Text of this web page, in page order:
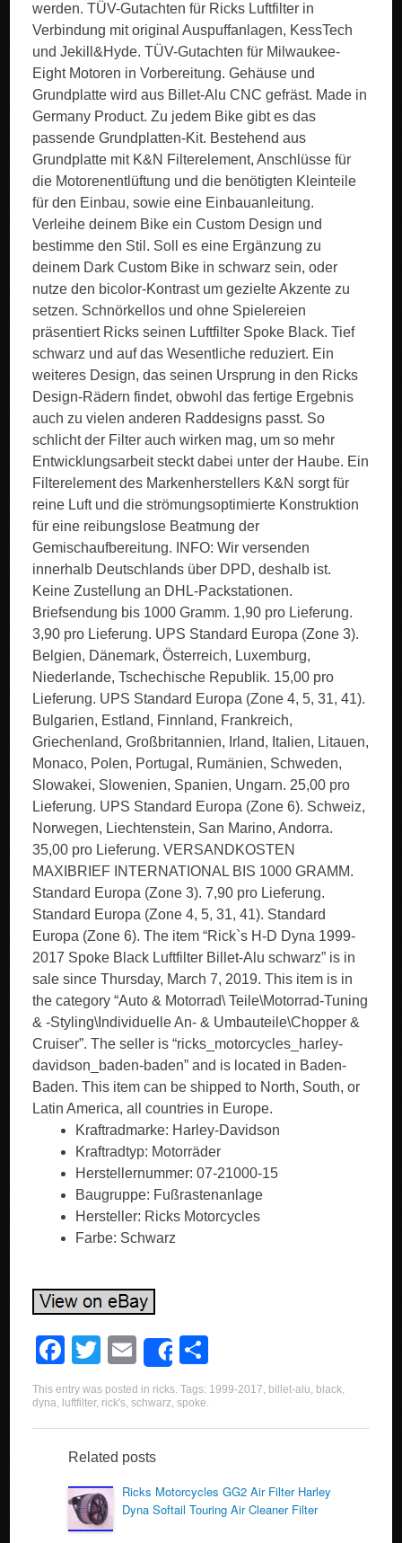
werden. TÜV-Gutachten für Ricks Luftfilter in
Verbindung mit original Auspuffanlagen, KessTech
und Jekill&Hyde. TÜV-Gutachten für Milwaukee-
Eight Motoren in Vorbereitung. Gehäuse und
Grundplatte wird aus Billet-Alu CNC gefräst. Made in
Germany Product. Zu jedem Bike gibt es das
passende Grundplatten-Kit. Bestehend aus
Grundplatte mit K&N Filterelement, Anschlüsse für
die Motorenentlüftung und die benötigten Kleinteile
für den Einbau, sowie eine Einbauanleitung.
Verleihe deinem Bike ein Custom Design und
bestimme den Stil. Soll es eine Ergänzung zu
deinem Dark Custom Bike in schwarz sein, oder
nutze den bicolor-Kontrast um gezielte Akzente zu
setzen. Schnörkellos und ohne Spielereien
präsentiert Ricks seinen Luftfilter Spoke Black. Tief
schwarz und auf das Wesentliche reduziert. Ein
weiteres Design, das seinen Ursprung in den Ricks
Design-Rädern findet, obwohl das fertige Ergebnis
auch zu vielen anderen Raddesigns passt. So
schlicht der Filter auch wirken mag, um so mehr
Entwicklungsarbeit steckt dabei unter der Haube. Ein
Filterelement des Markenherstellers K&N sorgt für
reine Luft und die strömungsoptimierte Konstruktion
für eine reibungslose Beatmung der
Gemischaufbereitung. INFO: Wir versenden
innerhalb Deutschlands über DPD, deshalb ist.
Keine Zustellung an DHL-Packstationen.
Briefsendung bis 1000 Gramm. 1,90 pro Lieferung.
3,90 pro Lieferung. UPS Standard Europa (Zone 3).
Belgien, Dänemark, Österreich, Luxemburg,
Niederlande, Tschechische Republik. 15,00 pro
Lieferung. UPS Standard Europa (Zone 4, 5, 31, 41).
Bulgarien, Estland, Finnland, Frankreich,
Griechenland, Großbritannien, Irland, Italien, Litauen,
Monaco, Polen, Portugal, Rumänien, Schweden,
Slowakei, Slowenien, Spanien, Ungarn. 25,00 pro
Lieferung. UPS Standard Europa (Zone 6). Schweiz,
Norwegen, Liechtenstein, San Marino, Andorra.
35,00 pro Lieferung. VERSANDKOSTEN
MAXIBRIEF INTERNATIONAL BIS 1000 GRAMM.
Standard Europa (Zone 3). 7,90 pro Lieferung.
Standard Europa (Zone 4, 5, 31, 41). Standard
Europa (Zone 6). The item “Rick`s H-D Dyna 1999-
2017 Spoke Black Luftfilter Billet-Alu schwarz” is in
sale since Thursday, March 7, 2019. This item is in
the category “Auto & Motorrad\ Teile\Motorrad-Tuning
& -Styling\Individuelle An- & Umbauteile\Chopper &
Cruiser”. The seller is “ricks_motorcycles_harley-
davidson_baden-baden” and is located in Baden-
Baden. This item can be shipped to North, South, or
Latin America, all countries in Europe.
Kraftradmarke: Harley-Davidson
Kraftradtyp: Motorräder
Herstellernummer: 07-21000-15
Baugruppe: Fußrastenanlage
Hersteller: Ricks Motorcycles
Farbe: Schwarz
F
a
c
e
b
o
o
T
wi
tt
er
E
m
ail
Share
h
e
This entry was posted in ricks. Tags: 1999-2017, billet-alu, black,
dyna, luftfilter, rick's,schwarz,spoke.
Related posts
Ricks Motorcycles GG2 Air Filter Harley
Dyna Softail Touring Air Cleaner Filter